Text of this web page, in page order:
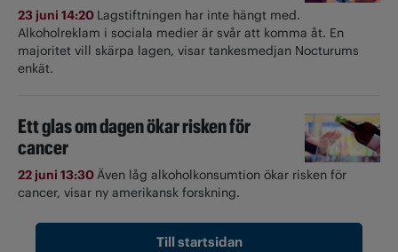
23 juni 14:20 Lagstiftningen har inte hängt med.
Alkoholreklam i sociala medier är svår att komma åt. En
majoritet vill skärpa lagen, visar tankesmedjan Nocturums
enkät.
Ett glas om dagen ökar risken för
cancer
22 juni 13:30Även låg alkoholkonsumtion ökar risken för
cancer, visar ny amerikansk forskning.
Till startsidan